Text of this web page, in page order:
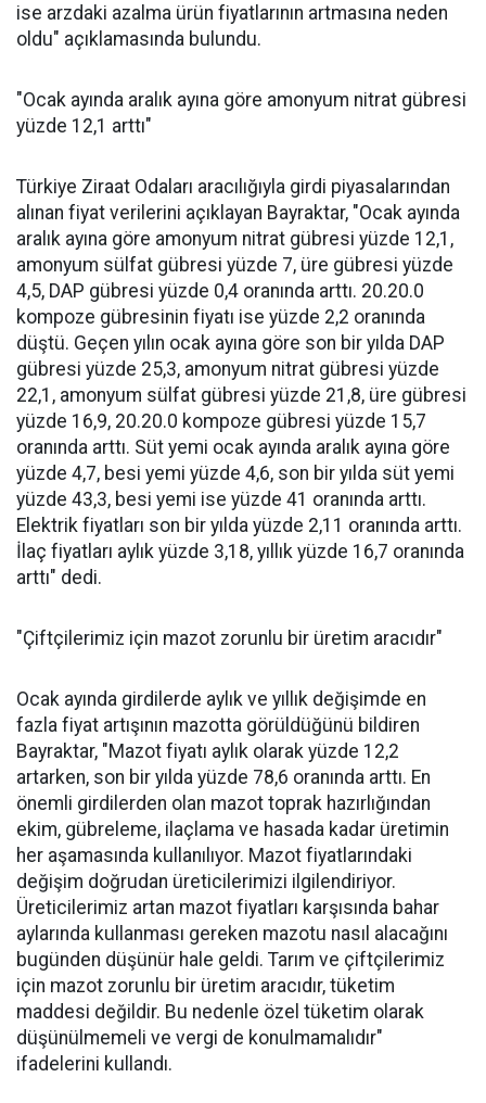
ise arzdaki azalma ürün fiyatlarının artmasına neden
oldu" açıklamasında bulundu.
"Ocak ayında aralık ayına göre amonyum nitrat gübresi
yüzde 12,1 arttı"
Türkiye Ziraat Odaları aracılığıyla girdi piyasalarından
alınan fiyat verilerini açıklayan Bayraktar, "Ocak ayında
aralık ayına göre amonyum nitrat gübresi yüzde 12,1,
amonyum sülfat gübresi yüzde 7, üre gübresi yüzde
4,5, DAP gübresi yüzde 0,4 oranında arttı. 20.20.0
kompoze gübresinin fiyatı ise yüzde 2,2 oranında
düştü. Geçen yılın ocak ayına göre son bir yılda DAP
gübresi yüzde 25,3, amonyum nitrat gübresi yüzde
22,1, amonyum sülfat gübresi yüzde 21,8, üre gübresi
yüzde 16,9, 20.20.0 kompoze gübresi yüzde 15,7
oranında arttı. Süt yemi ocak ayında aralık ayına göre
yüzde 4,7, besi yemi yüzde 4,6, son bir yılda süt yemi
yüzde 43,3, besi yemi ise yüzde 41 oranında arttı.
Elektrik fiyatları son bir yılda yüzde 2,11 oranında arttı.
İlaç fiyatları aylık yüzde 3,18, yıllık yüzde 16,7 oranında
arttı" dedi.
"Çiftçilerimiz için mazot zorunlu bir üretim aracıdır"
Ocak ayında girdilerde aylık ve yıllık değişimde en
fazla fiyat artışının mazotta görüldüğünü bildiren
Bayraktar, "Mazot fiyatı aylık olarak yüzde 12,2
artarken, son bir yılda yüzde 78,6 oranında arttı. En
önemli girdilerden olan mazot toprak hazırlığından
ekim, gübreleme, ilaçlama ve hasada kadar üretimin
her aşamasında kullanılıyor. Mazot fiyatlarındaki
değişim doğrudan üreticilerimizi ilgilendiriyor.
Üreticilerimiz artan mazot fiyatları karşısında bahar
aylarında kullanması gereken mazotu nasıl alacağını
bugünden düşünür hale geldi. Tarım ve çiftçilerimiz
için mazot zorunlu bir üretim aracıdır, tüketim
maddesi değildir. Bu nedenle özel tüketim olarak
düşünülmemeli ve vergi de konulmamalıdır"
ifadelerini kullandı.